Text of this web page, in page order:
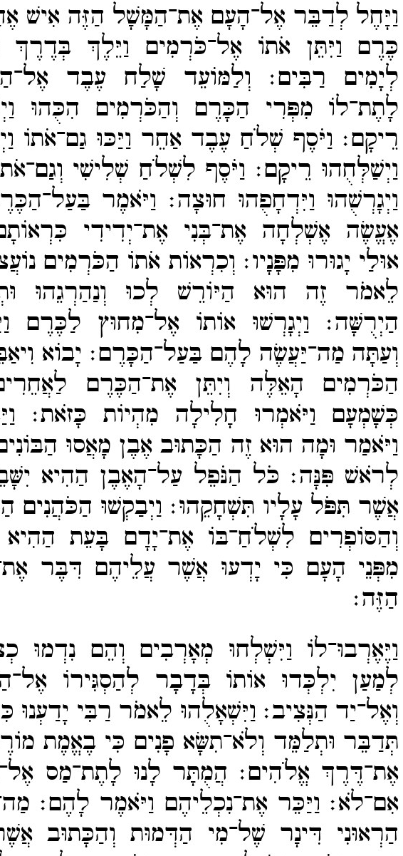
וַיָּחֶל לְדַבֵּר אֶל־​הָעָם אֶת־​הַמָּשָׁל הַזֶּה אִישׁ
כֶּרֶם וַיִּתֵּן אֹתוֹ אֶל־​כֹּרְמִים וַיֵּלֶךְ בְּדֶרֶךְ
לְיָמִים רַבִּים׃ וְלַמּוֹעֵד שָׁלַח עֶבֶד
לָתֶת־​לוֹ מִפְּרִי הַכָּרֶם וְהַכֹּרְמִים הִכֻּהוּ
רֵיקָם׃ וַיֹּסֶף שְׁלֹחַ עֶבֶד אַחֵר וַיַּכּוּ גַם־​אֹתוֹ
וַיְשַׁלְּחֻהוּ רֵיקָם׃ וַיֹּסֶף לִשְׁלֹחַ שְׁלִישִׁי
וַיְגָרְשֻׁהוּ וַיִּדְחָפֻהוּ חוּצָה׃ וַיֹּאמֶר
אֶעֱשֶׂה אֶשְׁלְחָה אֶת־​בְּנִי אֶת־​יְדִידִי
אוּלַי יָגוּרוּ מִפָּנָיו׃ וְכִרְאוֹת אֹתוֹ הַכֹּרְמִים
לֵאמֹר זֶה הוּא הַיּוֹרֵשׁ לְכוּ וְנַהַרְגֵהוּ
הַיְרֻשָּׁה׃ וַיְגָרְשׁוּ אוֹתוֹ אֶל־​מִחוּץ לַכֶּרֶם
וְעַתָּה מַה־​יַּעֲשֶׂה לָהֶם בַּעַל־​הַכָּרֶם׃ יָבוֹא
הַכֹּרְמִים הָאֵלֶּה וְיִתֵּן אֶת־​הַכֶּרֶם
כְּשָׁמְעָם וַיֹּאמְרוּ חָלִילָה מִהְיוֹת כָּזֹאת׃
וַיֹּאמַר וּמָה הוּא זֶה הַכָּתוּב אֶבֶן מָאֲסוּ
לְרֹאשׁ פִּנָּה׃ כֹּל הַנֹּפֵל עַל־​הָאֶבֶן הַהִיא
אֲשֶׁר תִּפֹּל עָלָיו תִּשְׁחָקֵהוּ׃ וַיְבַקְשׁוּ הַכֹּהֲנִים
וְהַסּוֹפְרִים לִשְׁלֹחַ־​בּוֹ אֶת־​יָדָם בָּעֵת הַהִיא
מִפְּנֵי הָעָם כִּי יָדְעוּ אֲשֶׁר עֲלֵיהֶם דִּבֶּר
הַזֶּה׃
וַיֶּאֶרְבוּ־​לוֹ וַיִּשְׁלְחוּ מְאָרְבִים וְהֵם נִדְמוּ
לְמַעַן יִלְכְּדוּ אוֹתוֹ בְּדָבָר לְהַסְגִּירוֹ
וְאֶל־​יַד הַנְּצִיב׃ וַיִּשְׁאָלֻהוּ לֵאמֹר רַבִּי יָדַעְנוּ
תְּדַבֵּר וּתְלַמֵּד וְלֹא־​תִשָּׂא פָנִים כִּי בֶאֱמֶת
אֶת־​דֶּרֶךְ אֱלֹהִים׃ הֲמֻתָּר לָנוּ לָתֶת־​מַס
אִם־​לֹא׃ וַיַּכֵּר אֶת־​נִכְלֵיהֶם וַיֹּאמֶר לָהֶם׃
הַרְאוּנִי דִּינָר שֶׁל־​מִי הַדְּמוּת וְהַכָּתוּב